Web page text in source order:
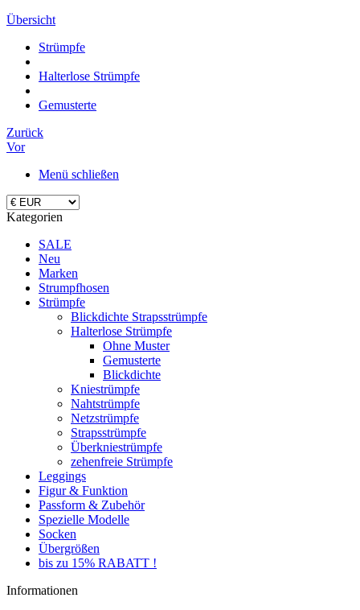
Übersicht
Strümpfe
Halterlose Strümpfe
Gemusterte
Zurück
Vor
Menü schließen
Kategorien
SALE
Neu
Marken
Strumpfhosen
Strümpfe
Blickdichte Strapsstrümpfe
Halterlose Strümpfe
Ohne Muster
Gemusterte
Blickdichte
Kniestrümpfe
Nahtstrümpfe
Netzstrümpfe
Strapsstrümpfe
Überkniestrümpfe
zehenfreie Strümpfe
Leggings
Figur & Funktion
Passform & Zubehör
Spezielle Modelle
Socken
Übergrößen
bis zu 15% RABATT !
Informationen